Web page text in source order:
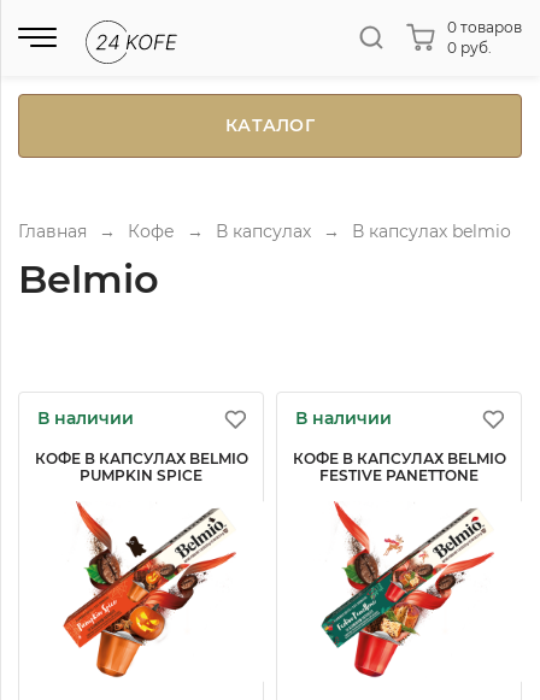
0 товаров
0 руб.
КАТАЛОГ
Главная → Кофе → В капсулах → В капсулах belmio
Belmio
В наличии
КОФЕ В КАПСУЛАХ BELMIO
PUMPKIN SPICE
В наличии
КОФЕ В КАПСУЛАХ BELMIO
FESTIVE PANETTONE